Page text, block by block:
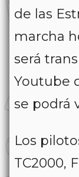
de las
marcha
será
Youtube
se podrá
Los
TC2000,